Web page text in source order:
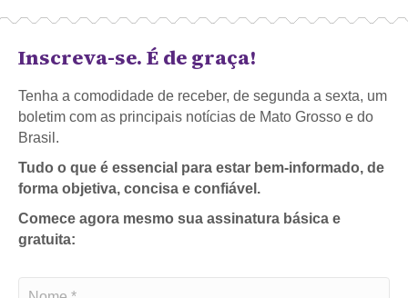
Inscreva-se. É de graça!
Tenha a comodidade de receber, de segunda a sexta, um
boletim com as principais notícias de Mato Grosso e do
Brasil.
Tudo o que é essencial para estar bem-informado, de
forma objetiva, concisa e confiável.
Comece agora mesmo sua assinatura básica e
gratuita: